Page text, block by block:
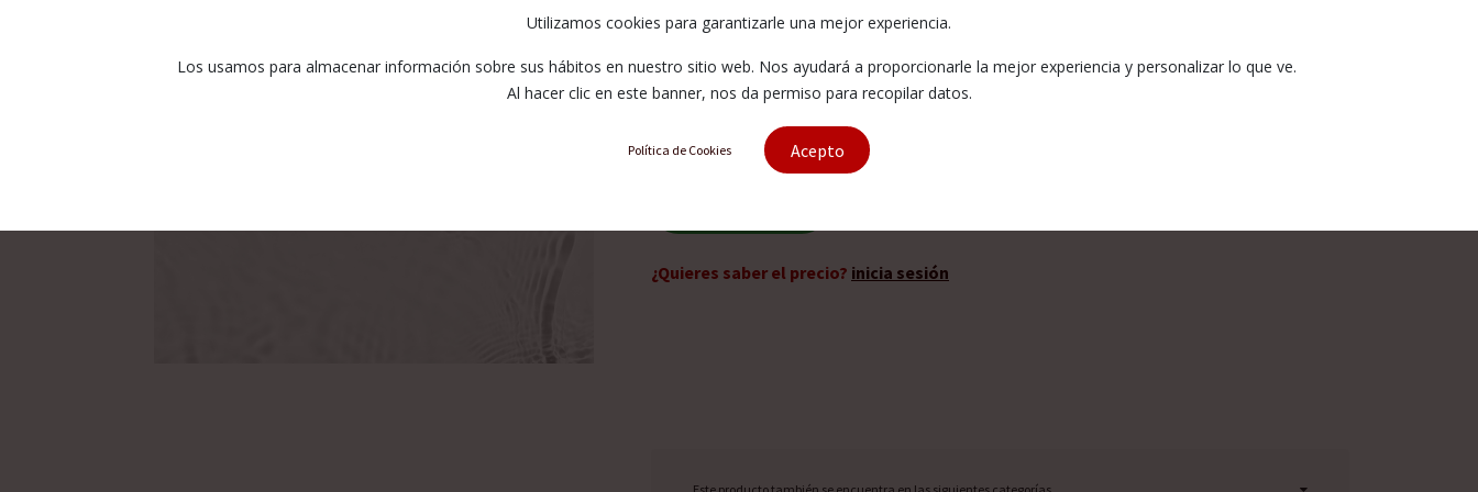
XHBBA-4/50
15470
¿Quieres saber el precio? inicia sesión
Utilizamos cookies para garantizarle una mejor experiencia.
Los usamos para almacenar información sobre sus hábitos en nuestro sitio web. Nos ayudará a proporcionarle la mejor experiencia y personalizar lo que ve.
Al hacer clic en este banner, nos da permiso para recopilar datos.
Política de Cookies Acepto